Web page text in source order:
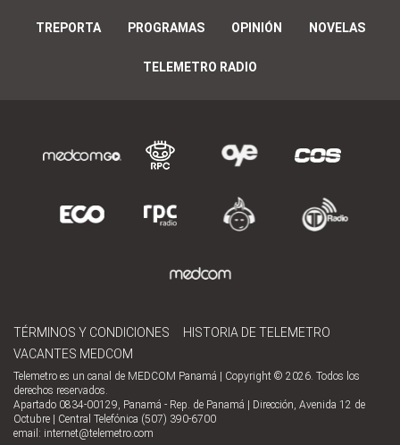
TREPORTA PROGRAMAS OPINIÓN NOVELAS
TELEMETRO RADIO
TÉRMINOS Y CONDICIONES
HISTORIA DE TELEMETRO
VACANTES MEDCOM
Telemetro es un canal de MEDCOM Panamá | Copyright © 2026. Todos los
derechos reservados.
Apartado 0834-00129, Panamá - Rep. de Panamá | Dirección, Avenida 12 de
Octubre | Central Telefónica (507) 390-6700
email: internet@telemetro.com